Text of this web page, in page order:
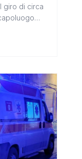
giro di circa